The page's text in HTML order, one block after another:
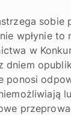
sobie
wpłynie to
w
dniem
ponosi